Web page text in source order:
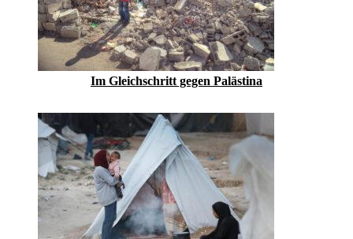
Im Gleichschritt gegen Palästina